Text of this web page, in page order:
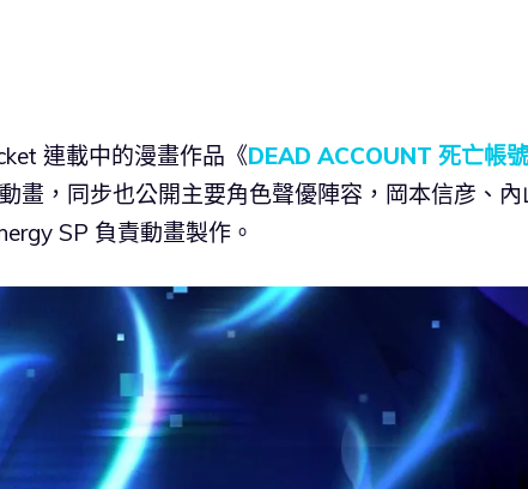
連載中的漫畫作品《DEAD ACCOUNT 死亡帳號
畫，同步也公開主要角色聲優陣容，岡本信彦、內
SP 負責動畫製作。